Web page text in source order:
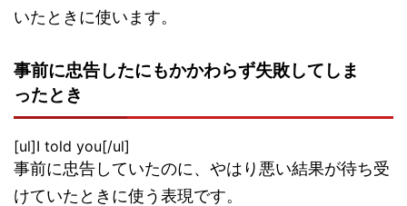
いたときに使います。
事前に忠告したにもかかわらず失敗してしま
ったとき
[ul]I told you[/ul]
事前に忠告していたのに、やはり悪い結果が待ち受
けていたときに使う表現です。